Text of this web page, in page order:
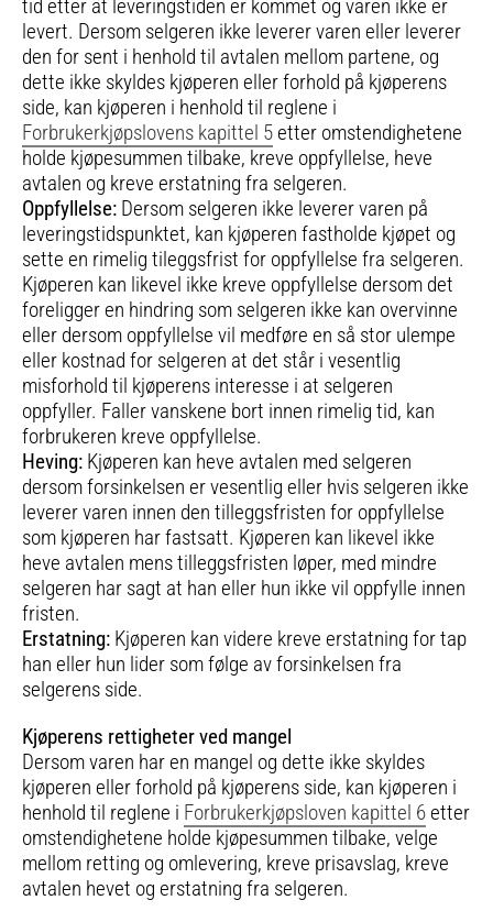
tid etter at leveringstiden er kommet og varen ikke er
levert. Dersom selgeren ikke leverer varen eller leverer
den for sent i henhold til avtalen mellom partene, og
dette ikke skyldes kjøperen eller forhold på kjøperens
side, kan kjøperen i henhold til reglene i
Forbrukerkjøpslovens kapittel 5etter omstendighetene
holde kjøpesummen tilbake, kreve oppfyllelse, heve
avtalen og kreve erstatning fra selgeren.
Oppfyllelse: Dersom selgeren ikke leverer varen på
leveringstidspunktet, kan kjøperen fastholde kjøpet og
sette en rimelig tileggsfrist for oppfyllelse fra selgeren.
Kjøperen kan likevel ikke kreve oppfyllelse dersom det
foreligger en hindring som selgeren ikke kan overvinne
eller dersom oppfyllelse vil medføre en så stor ulempe
eller kostnad for selgeren at det står i vesentlig
misforhold til kjøperens interesse i at selgeren
oppfyller. Faller vanskene bort innen rimelig tid, kan
forbrukeren kreve oppfyllelse.
Heving: Kjøperen kan heve avtalen med selgeren
dersom forsinkelsen er vesentlig eller hvis selgeren ikke
leverer varen innen den tilleggsfristen for oppfyllelse
som kjøperen har fastsatt. Kjøperen kan likevel ikke
heve avtalen mens tilleggsfristen løper, med mindre
selgeren har sagt at han eller hun ikke vil oppfylle innen
fristen.
Erstatning: Kjøperen kan videre kreve erstatning for tap
han eller hun lider som følge av forsinkelsen fra
selgerens side.
Kjøperens rettigheter ved mangel
Dersom varen har en mangel og dette ikke skyldes
kjøperen eller forhold på kjøperens side, kan kjøperen i
henhold til reglene i Forbrukerkjøpsloven kapittel 6etter
omstendighetene holde kjøpesummen tilbake, velge
mellom retting og omlevering, kreve prisavslag, kreve
avtalen hevet og erstatning fra selgeren.